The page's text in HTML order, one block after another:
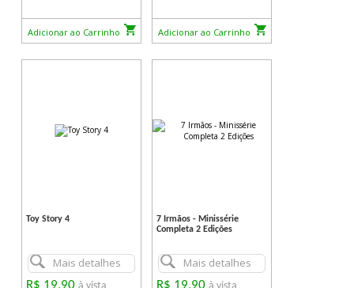
Adicionar ao Carrinho Adicionar ao Carrinho
Toy Story 4
Mais detalhes
R$ 19,90
7 Irmãos - Minissérie
Completa 2 Edições
Mais detalhes
R$ 19,90